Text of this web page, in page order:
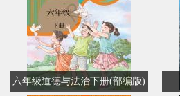
六年级道德与法治下册(部编版)